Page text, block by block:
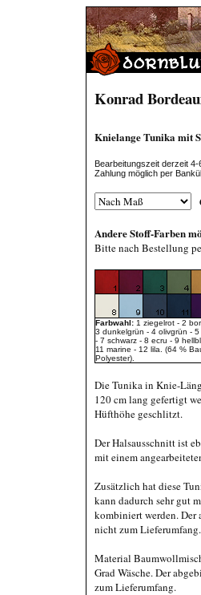
Konrad
Knielange Tunika mit
Bearbeitungszeit derzeit 4-
Zahlung möglich per
Andere Stoff-Farben
Bitte nach Bestellung
Farbwahl: 1 ziegelrot - 2
3 dunkelgrün - 4 olivgrün -
- 7 schwarz - 8 ecru - 9
11 marine - 12 lila. (64 %
Polyester).
Die Tunika in Knie-
120 cm lang gefertigt
Hüfthöhe geschlitzt.
Der Halsausschnitt ist
mit einem
Zusätzlich hat diese
kann dadurch sehr gut
kombiniert werden. Der
nicht zum Lieferumfang.
Material
Grad Wäsche. Der
zum Lieferumfang.